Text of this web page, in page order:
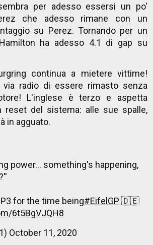
per adesso essersi un po'
che adesso rimane con un
su Perez. Tornando per un
ha adesso 4.1 di gap su
continua a mietere vittime!
via radio di essere rimasto senza
L'inglese è terzo e aspetta
reset del sistema: alle sue spalle,
in agguato.
power... something's happening,
for the time being#EifelGP 🇩🇪
6t5BgVJQH8
October 11, 2020